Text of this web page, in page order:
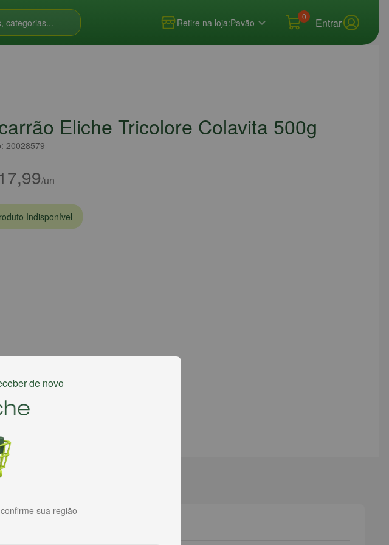
categorias... Retire na loja:Pavão
0 Entrar
Eliche Tricolore Colavita 500g
20028579
/un
Indisponível
de novo
sua região